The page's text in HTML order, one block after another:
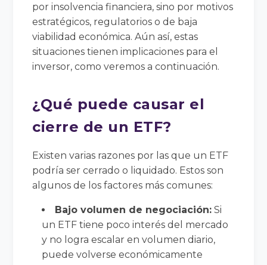
por insolvencia financiera, sino por motivos
estratégicos, regulatorios o de baja
viabilidad económica. Aún así, estas
situaciones tienen implicaciones para el
inversor, como veremos a continuación.
¿Qué puede causar el
cierre de un ETF?
Existen varias razones por las que un ETF
podría ser cerrado o liquidado. Estos son
algunos de los factores más comunes:
Bajo volumen de negociación: Si
un ETF tiene poco interés del mercado
y no logra escalar en volumen diario,
puede volverse económicamente